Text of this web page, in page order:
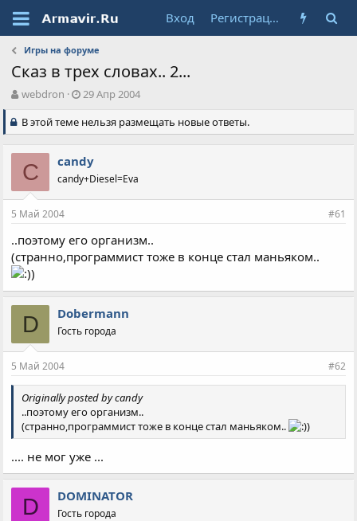
Вход Регистрация
Игры на форуме
Сказ в трех словах.. 2...
А
т
о
р
т
е
м
ы
webdron
Д
т
а
а
ч
29 Апр 2004
В этой теме нельзя размещать новые ответы.
C candy
candy+Diesel=Eva
5 Май 2004 #61
..поэтому его организм..
(странно,программист тоже в конце стал маньяком..
D Dobermann
Гость города
5 Май 2004 #62
Originally posted by candy
..поэтому его организм..
(странно,программист тоже в конце стал маньяком..
.... не мог уже ...
D DOMINATOR
Гость города